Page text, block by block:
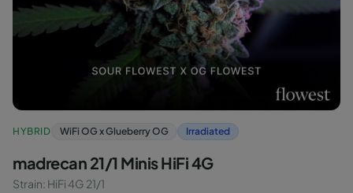
HYBRID WiFi OG x Glueberry OG Irradiated
madrecan 21/1 Minis HiFi 4G
Strain: HiFi 4G 21/1